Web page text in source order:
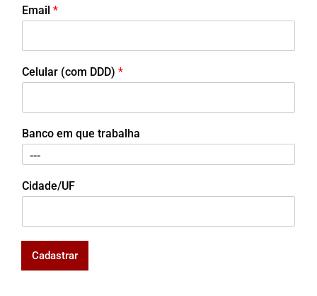
Email *
Celular (com DDD) *
Banco em que trabalha
Cidade/UF
Cadastrar